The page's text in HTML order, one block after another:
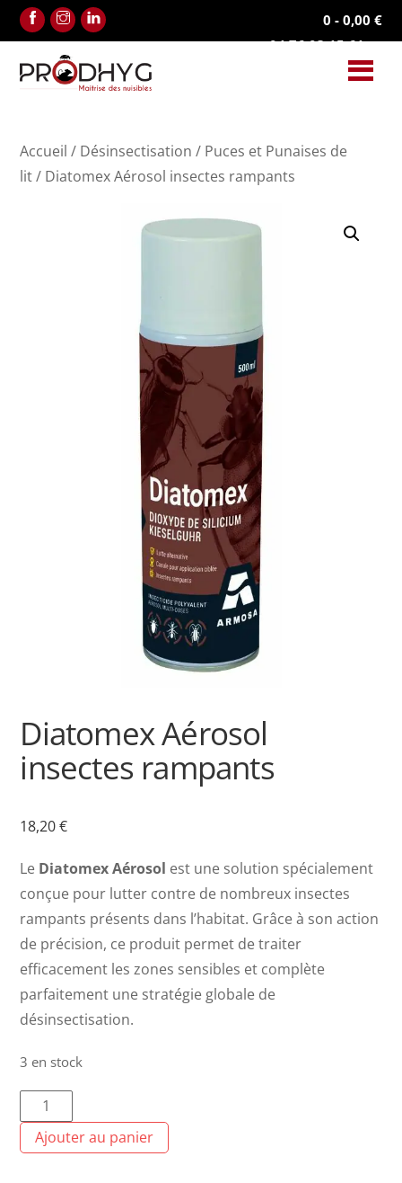
Facebook
InstagramLinkedin 0 - 0,00 €
04.76.03.15.61
Accueil / Désinsectisation / Puces et Punaises de
lit/ Diatomex Aérosol insectes rampants
Diatomex Aérosol
insectes rampants
18,20€
Le Diatomex Aérosol est une solution spécialement
conçue pour lutter contre de nombreux insectes
rampants présents dans l’habitat. Grâce à son action
de précision, ce produit permet de traiter
efficacement les zones sensibles et complète
parfaitement une stratégie globale de
désinsectisation.
3 en stock
quantité
de
Diatomex
Ajouter au panier